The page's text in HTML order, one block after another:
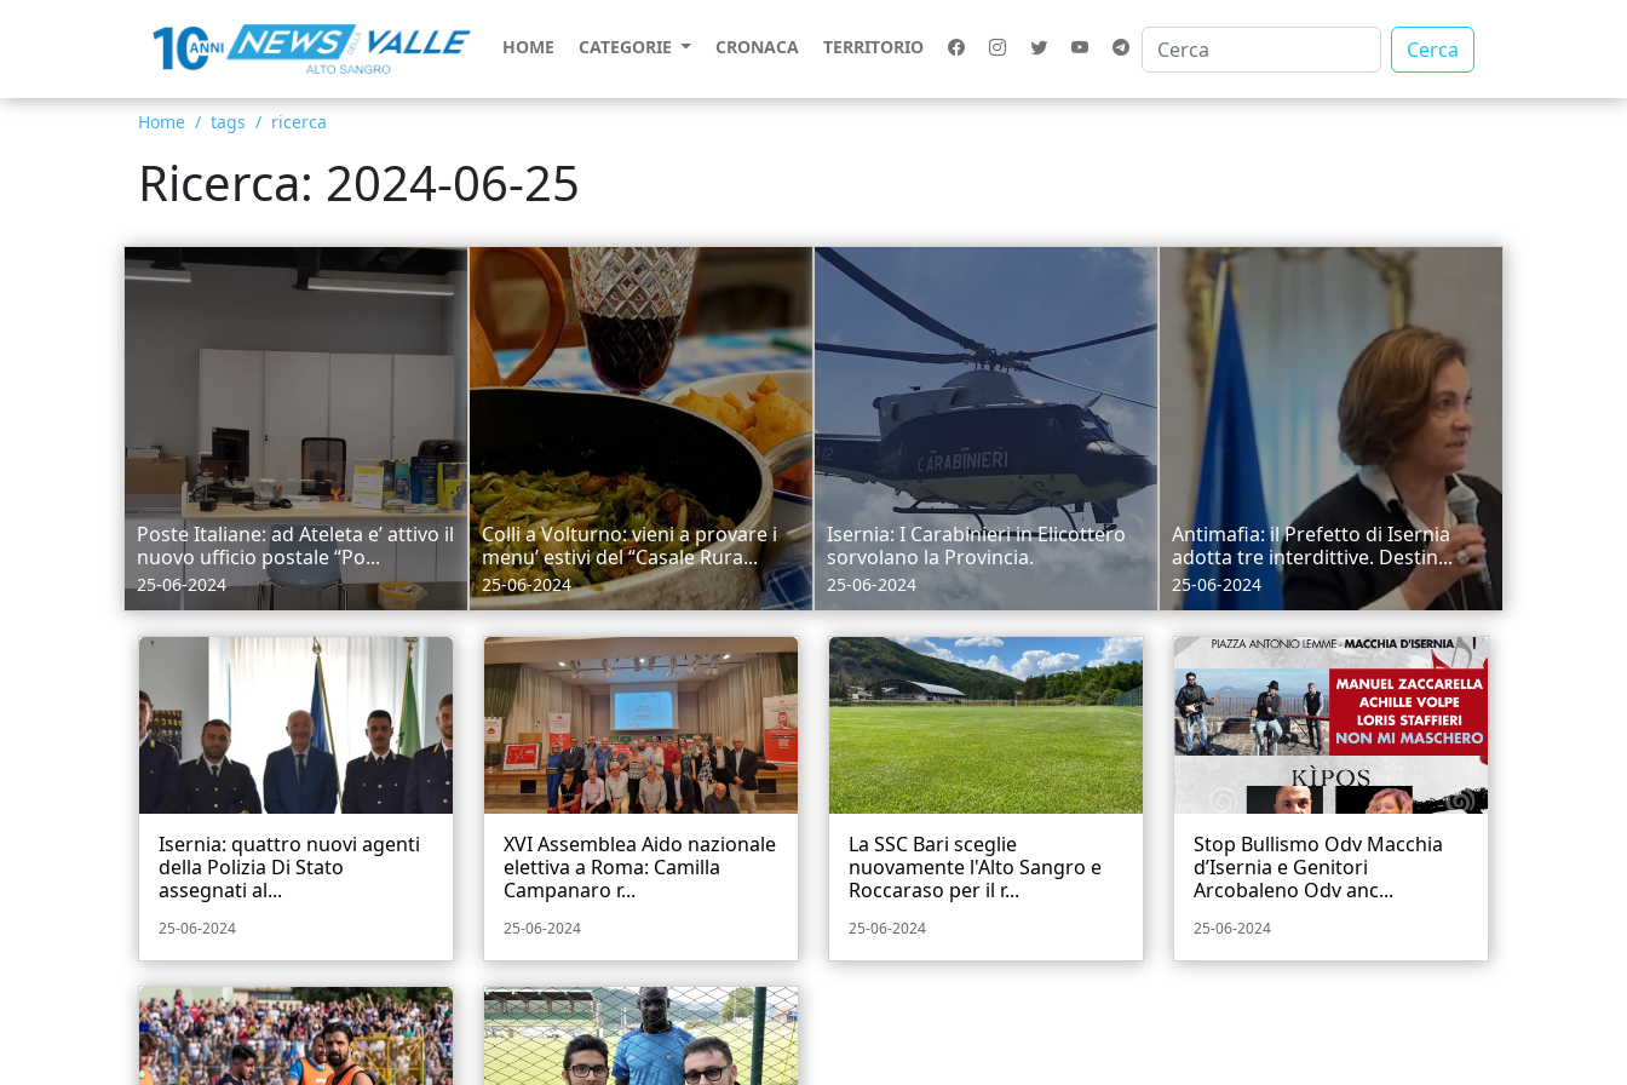
HOME CATEGORIE CRONACA TERRITORIO Cerca
Home tags ricerca
Ricerca: 2024-06-25
Poste Italiane: ad Ateleta e’ attivo il
nuovo ufficio postale “Po...
25-06-2024
Colli a Volturno: vieni a provare i
menu’ estivi del “Casale Rura...
25-06-2024
Isernia: I Carabinieri in Elicottero
sorvolano la Provincia.
25-06-2024
Antimafia: il Prefetto di Isernia
adotta tre interdittive. Destin...
25-06-2024
Isernia: quattro nuovi agenti
della Polizia Di Stato
assegnati al...
25-06-2024
XVI Assemblea Aido nazionale
elettiva a Roma: Camilla
Campanaro r...
25-06-2024
La SSC Bari sceglie
nuovamente l'Alto Sangro e
Roccaraso per il r...
25-06-2024
Stop Bullismo Odv Macchia
d’Isernia e Genitori
Arcobaleno Odv anc...
25-06-2024